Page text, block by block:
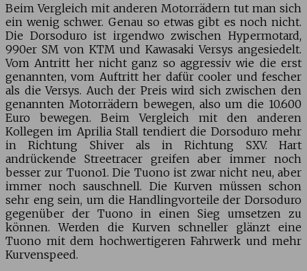
Beim Vergleich mit anderen Motorrädern tut man sich
ein wenig schwer. Genau so etwas gibt es noch nicht.
Die Dorsoduro ist irgendwo zwischen Hypermotard,
990er SM von KTM und Kawasaki Versys angesiedelt.
Vom Antritt her nicht ganz so aggressiv wie die erst
genannten, vom Auftritt her dafür cooler und fescher
als die Versys. Auch der Preis wird sich zwischen den
genannten Motorrädern bewegen, also um die 10.600
Euro bewegen. Beim Vergleich mit den anderen
Kollegen im Aprilia Stall tendiert die Dorsoduro mehr
in Richtung Shiver als in Richtung SXV. Hart
andrückende Streetracer greifen aber immer noch
besser zur Tuono1. Die Tuono ist zwar nicht neu, aber
immer noch sauschnell. Die Kurven müssen schon
sehr eng sein, um die Handlingvorteile der Dorsoduro
gegenüber der Tuono in einen Sieg umsetzen zu
können. Werden die Kurven schneller glänzt eine
Tuono mit dem hochwertigeren Fahrwerk und mehr
Kurvenspeed.